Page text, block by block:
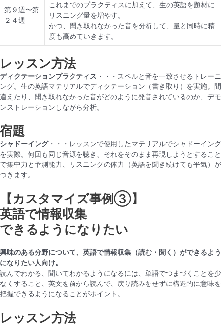
第９週〜第
２４週
これまでのプラクティスに加えて、生の英語を題材に
リスニング量を増やす。
かつ、聞き取れなかった音を分析して、量と同時に精
度も高めていきます。
レッスン方法
ディクテーションプラクティス ・・・スペルと音を一致させるトレーニ
ング。生の英語マテリアルでディクテーション（書き取り）を実施。間
違えたり、聞き取れなかった音がどのように発音されているのか、デモ
ンストレーションしながら分析。
宿題
シャドーイング・・・レッスンで使用したマテリアルでシャドーイング
を実際。何回も同じ音源を聴き、それをそのまま再現しようとすること
で集中力と予測能力、リスニングの体力（英語を聞き続けても平気）が
つきます。
【カスタマイズ事例③】
英語で情報収集
できるようになりたい
興味のある分野について、英語で情報収集（読む・聞く）ができるよう
になりたい人向け。
読んでわかる、聞いてわかるようになるには、単語でつまづくことを少
なくすること、英文を前から読んで、戻り読みをせずに構造的に意味を
把握できるようになることがポイント。
レッスン方法